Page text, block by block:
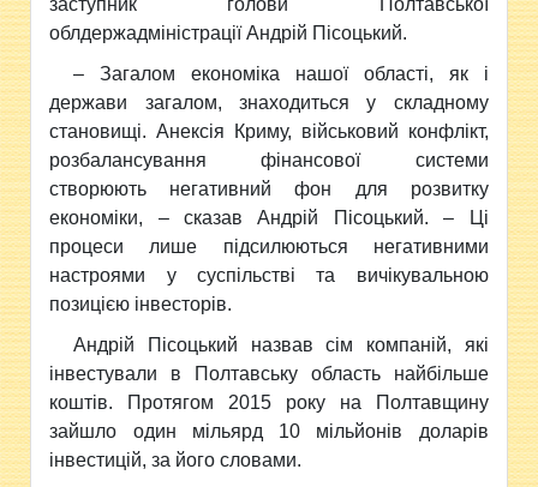
заступник голови Полтавської
облдержадміністрації Андрій Пісоцький.
– Загалом економіка нашої області, як і
держави загалом, знаходиться у складному
становищі. Анексія Криму, військовий конфлікт,
розбалансування фінансової системи
створюють негативний фон для розвитку
економіки, – сказав Андрій Пісоцький. – Ці
процеси лише підсилюються негативними
настроями у суспільстві та вичікувальною
позицією інвесторів.
Андрій Пісоцький назвав сім компаній, які
інвестували в Полтавську область найбільше
коштів. Протягом 2015 року на Полтавщину
зайшло один мільярд 10 мільйонів доларів
інвестицій, за його словами.